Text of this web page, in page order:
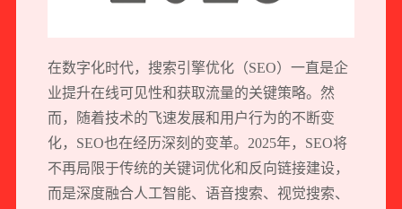
在数字化时代，搜索引擎优化（SEO）一直是企
业提升在线可见性和获取流量的关键策略。然
而，随着技术的飞速发展和用户行为的不断变
化，SEO也在经历深刻的变革。2025年，SEO将
不再局限于传统的关键词优化和反向链接建设，
而是深度融合人工智能、语音搜索、视觉搜索、